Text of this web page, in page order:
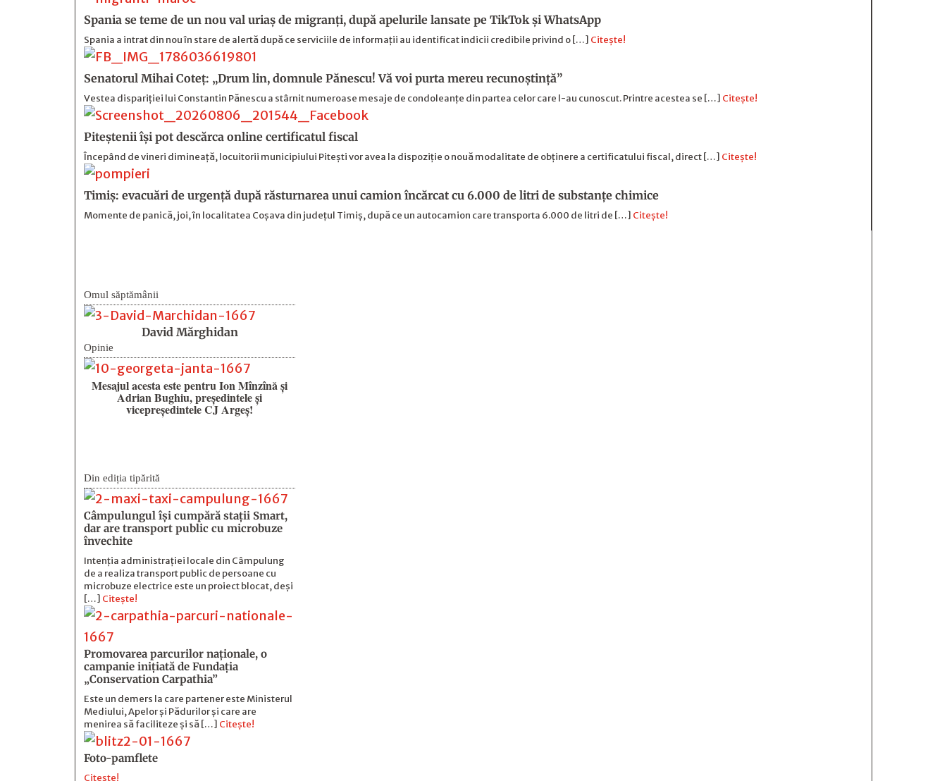
Spania se teme de un nou val uriaș de migranți, după apelurile lansate pe TikTok și WhatsApp
Spania a intrat din nou în stare de alertă după ce serviciile de informații au identificat indicii credibile privind o […] Citește!
Senatorul Mihai Coteț: „Drum lin, domnule Pănescu! Vă voi purta mereu recunoștință”
Vestea dispariției lui Constantin Pănescu a stârnit numeroase mesaje de condoleanțe din partea celor care l-au cunoscut. Printre acestea se […] Citește!
Piteștenii își pot descărca online certificatul fiscal
Începând de vineri dimineață, locuitorii municipiului Pitești vor avea la dispoziție o nouă modalitate de obținere a certificatului fiscal, direct […] Citește!
Timiș: evacuări de urgență după răsturnarea unui camion încărcat cu 6.000 de litri de substanțe chimice
Momente de panică, joi, în localitatea Coșava din județul Timiș, după ce un autocamion care transporta 6.000 de litri de […] Citește!
Omul săptămânii
David Mărghidan
Opinie
Mesajul acesta este pentru Ion Mînzînă şi
Adrian Bughiu, preşedintele şi
vicepreşedintele CJ Argeş!
Din ediția tipărită
Câmpulungul îşi cumpără staţii Smart,
dar are transport public cu microbuze
învechite
Intenția administrației locale din Câmpulung
de a realiza transport public de persoane cu
microbuze electrice este un proiect blocat, deși
[…] Citește!
Promovarea parcurilor naționale, o
campanie inițiată de Fundația
„Conservation Carpathia”
Este un demers la care partener este Ministerul
Mediului, Apelor și Pădurilor și care are
menirea să faciliteze și să […] Citește!
Foto-pamflete
Citește!